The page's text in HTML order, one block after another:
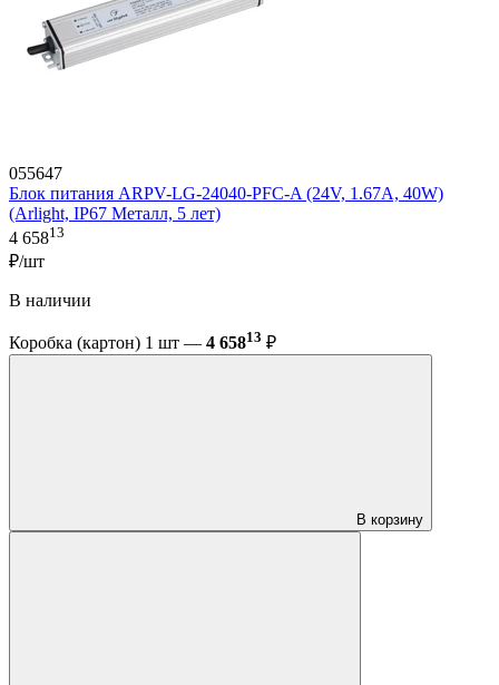
055647
Блок питания ARPV-LG-24040-PFC-A (24V, 1.67A, 40W)
(Arlight, IP67 Металл, 5 лет)
4 65813
₽/шт
В наличии
Коробка (картон) 1 шт — 4 65813 ₽
В корзину